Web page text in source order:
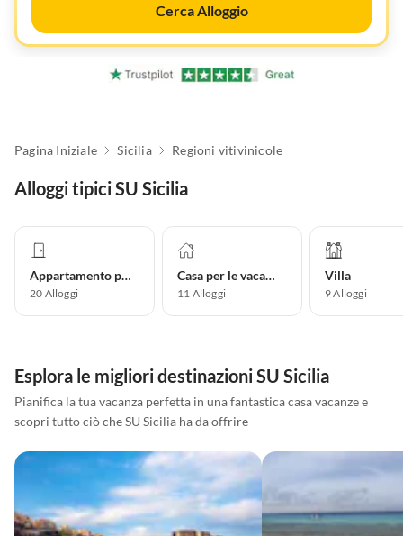
Cerca Alloggio
Pagina Iniziale Sicilia Regioni vitivinicole
Alloggi tipici SU Sicilia
Appartamento per vacanze
20 Alloggi
Casa per le vacanze
11 Alloggi
Villa
9Alloggi
Esplora le migliori destinazioni SU Sicilia
Pianifica la tua vacanza perfetta in una fantastica casa vacanze e
scopri tutto ciò che SU Sicilia ha da offrire